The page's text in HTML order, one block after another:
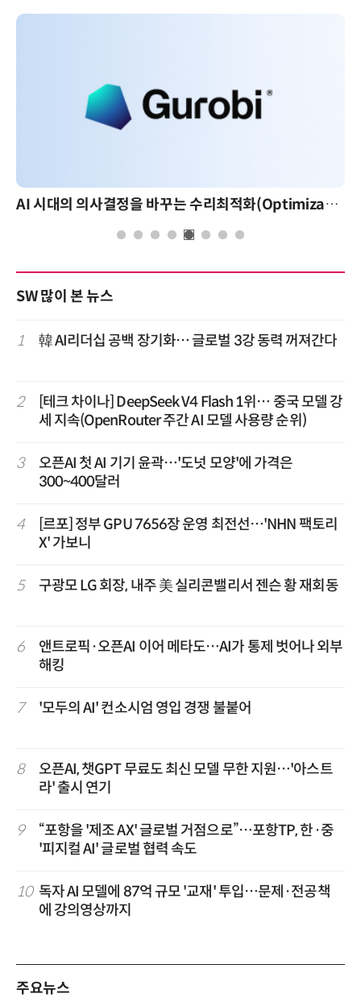
AI 시대의 의사결정을 바꾸는 수리최적화(Optimization): 실제 산업 적용 사례와 활용 전략
SW 많이 본 뉴스
1 韓 AI리더십 공백 장기화… 글로벌 3강 동력 꺼져간다
2
[테크 차이나] DeepSeek V4 Flash 1위… 중국 모델 강
세 지속(OpenRouter 주간 AI 모델 사용량 순위)
3
오픈AI 첫 AI 기기 윤곽…'도넛 모양'에 가격은
300~400달러
4
[르포] 정부 GPU 7656장 운영 최전선…'NHN 팩토리
X' 가보니
5 구광모 LG 회장, 내주 美 실리콘밸리서 젠슨 황 재회동
6
앤트로픽·오픈AI 이어 메타도…AI가 통제 벗어나 외부
해킹
7 '모두의 AI' 컨소시엄 영입 경쟁 불붙어
8
오픈AI, 챗GPT 무료도 최신 모델 무한 지원…'아스트
라' 출시 연기
9
“포항을 '제조 AX' 글로벌 거점으로”…포항TP, 한·중
'피지컬 AI' 글로벌 협력 속도
10 독자 AI 모델에 87억 규모 '교재' 투입…문제·전공책
에 강의영상까지
주요뉴스